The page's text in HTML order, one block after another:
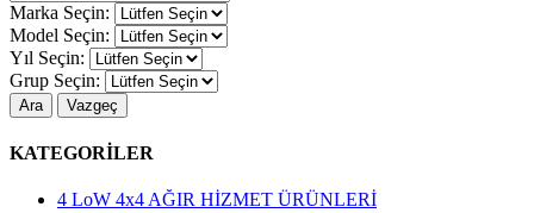
Marka Seçin:
Model Seçin:
Yıl Seçin:
Grup Seçin:
Ara Vazgeç
KATEGORİLER
4 LoW 4x4 AĞIR HİZMET ÜRÜNLERİ